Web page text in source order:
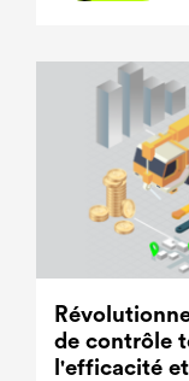
de contrôle
l'efficacité